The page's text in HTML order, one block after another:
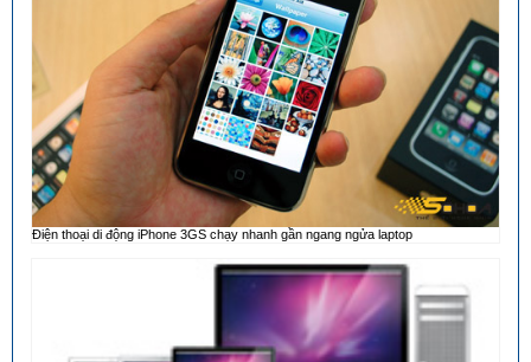
Điện thoại di động iPhone 3GS chạy nhanh gần ngang ngửa laptop